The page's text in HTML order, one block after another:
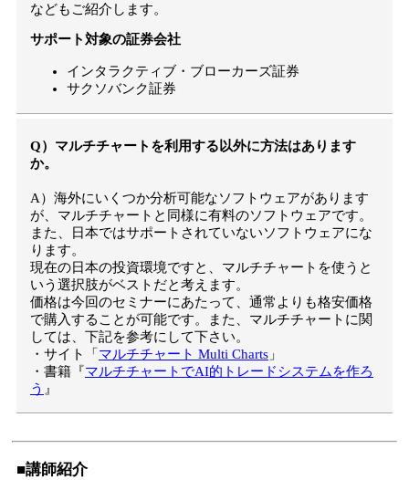
などもご紹介します。
サポート対象の証券会社
インタラクティブ・ブローカーズ証券
サクソバンク証券
Q）マルチチャートを利用する以外に方法はあります
か。
A）海外にいくつか分析可能なソフトウェアがあります
が、マルチチャートと同様に有料のソフトウェアです。
また、日本ではサポートされていないソフトウェアにな
ります。
現在の日本の投資環境ですと、マルチチャートを使うと
いう選択肢がベストだと考えます。
価格は今回のセミナーにあたって、通常よりも格安価格
で購入することが可能です。また、マルチチャートに関
しては、下記を参考にして下さい。
・サイト「 マルチチャート Multi Charts 」
・書籍『マルチチャートでAI的トレードシステムを作ろ
う 』
■講師紹介